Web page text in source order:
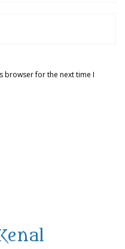
browser for the next time I